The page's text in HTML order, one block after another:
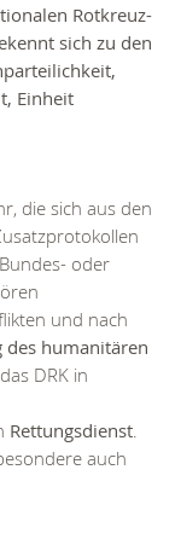
Rotkreuz-
sich zu den
Einheit
die sich aus den
oder
und nach
des humanitären
DRK in
Rettungsdienst
auch